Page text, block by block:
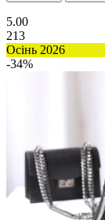
5.00
213
Осінь 2026
-34%